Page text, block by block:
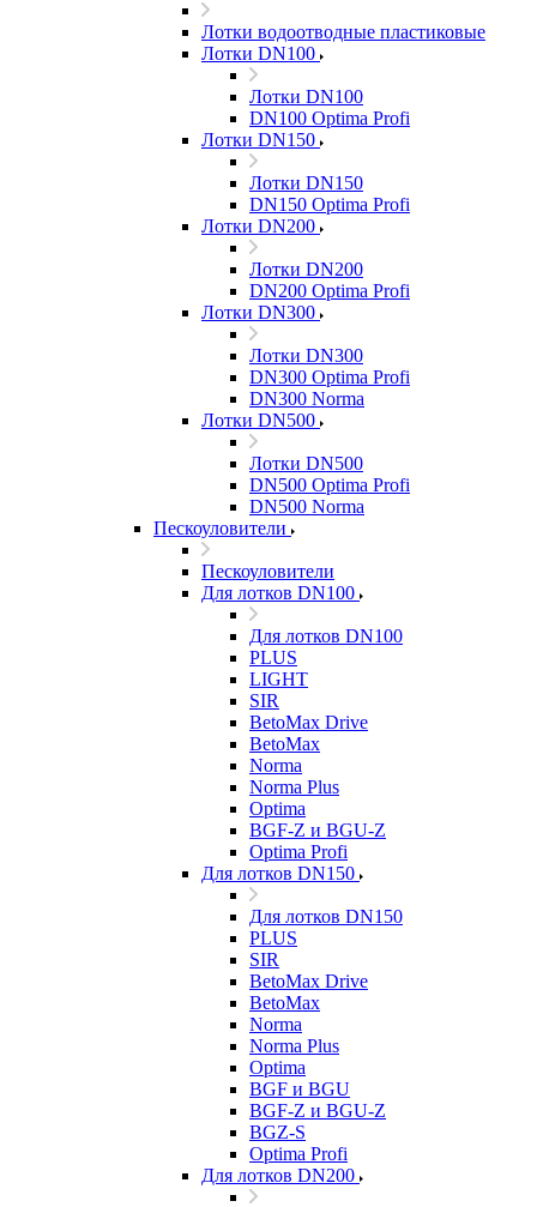
Лотки водоотводные пластиковые
Лотки DN100
Лотки DN100
DN100 Optima Profi
Лотки DN150
Лотки DN150
DN150 Optima Profi
Лотки DN200
Лотки DN200
DN200 Optima Profi
Лотки DN300
Лотки DN300
DN300 Optima Profi
DN300 Norma
Лотки DN500
Лотки DN500
DN500 Optima Profi
DN500 Norma
Пескоуловители
Пескоуловители
Для лотков DN100
Для лотков DN100
PLUS
LIGHT
SIR
BetoMax Drive
BetoMax
Norma
Norma Plus
Optima
BGF-Z и BGU-Z
Optima Profi
Для лотков DN150
Для лотков DN150
PLUS
SIR
BetoMax Drive
BetoMax
Norma
Norma Plus
Optima
BGF и BGU
BGF-Z и BGU-Z
BGZ-S
Optima Profi
Для лотков DN200